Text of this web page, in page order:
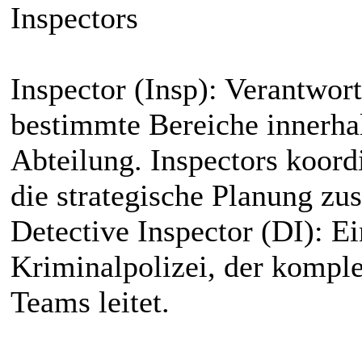
Inspectors
Inspector (Insp):
bestimmte Bereiche
Abteilung. Inspectors
die strategische Planung
Detective Inspector (DI):
Kriminalpolizei, der
Teams leitet.